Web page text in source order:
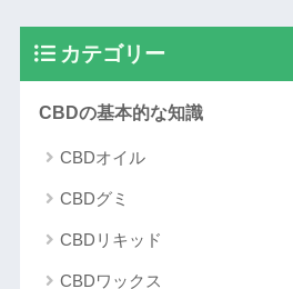
カテゴリー
CBDの基本的な知識
CBDオイル
CBDグミ
CBDリキッド
CBDワックス